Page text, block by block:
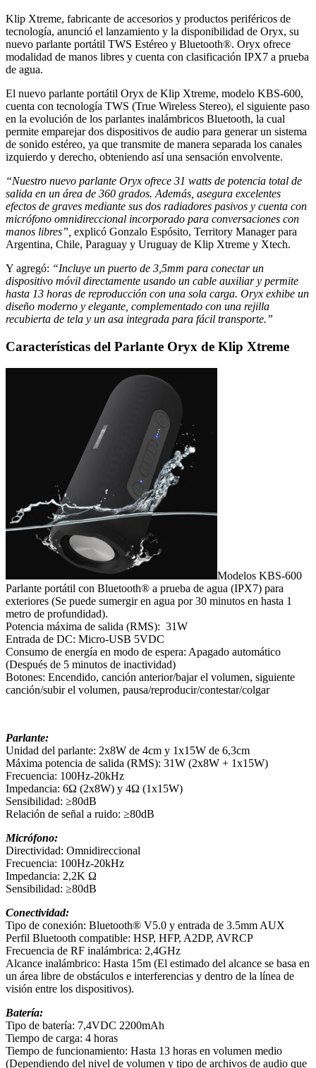
Klip Xtreme, fabricante de accesorios y productos periféricos de
tecnología, anunció el lanzamiento y la disponibilidad de Oryx, su
nuevo parlante portátil TWS Estéreo y Bluetooth®. Oryx ofrece
modalidad de manos libres y cuenta con clasificación IPX7 a prueba
de agua.
El nuevo parlante portátil Oryx de Klip Xtreme, modelo KBS-600,
cuenta con tecnología TWS (True Wireless Stereo), el siguiente paso
en la evolución de los parlantes inalámbricos Bluetooth, la cual
permite emparejar dos dispositivos de audio para generar un sistema
de sonido estéreo, ya que transmite de manera separada los canales
izquierdo y derecho, obteniendo así una sensación envolvente.
“Nuestro nuevo parlante Oryx ofrece 31 watts de potencia total de
salida en un área de 360 grados. Además, asegura excelentes
efectos de graves mediante sus dos radiadores pasivos y cuenta con
micrófono omnidireccional incorporado para conversaciones con
manos libres”, explicó Gonzalo Espósito, Territory Manager para
Argentina, Chile, Paraguay y Uruguay de Klip Xtreme y Xtech.
Y agregó: “Incluye un puerto de 3,5mm para conectar un
dispositivo móvil directamente usando un cable auxiliar y permite
hasta 13 horas de reproducción con una sola carga. Oryx exhibe un
diseño moderno y elegante, complementado con una rejilla
recubierta de tela y un asa integrada para fácil transporte.”
Características del Parlante Oryx de Klip Xtreme
Modelos KBS-600
Parlante portátil con Bluetooth® a prueba de agua (IPX7) para
exteriores (Se puede sumergir en agua por 30 minutos en hasta 1
metro de profundidad).
Potencia máxima de salida (RMS): 31W
Entrada de DC: Micro-USB 5VDC
Consumo de energía en modo de espera: Apagado automático
(Después de 5 minutos de inactividad)
Botones: Encendido, canción anterior/bajar el volumen, siguiente
canción/subir el volumen, pausa/reproducir/contestar/colgar
Parlante:
Unidad del parlante: 2x8W de 4cm y 1x15W de 6,3cm
Máxima potencia de salida (RMS): 31W (2x8W + 1x15W)
Frecuencia: 100Hz-20kHz
Impedancia: 6Ω (2x8W) y 4Ω (1x15W)
Sensibilidad: ≥80dB
Relación de señal a ruido: ≥80dB
Micrófono:
Directividad: Omnidireccional
Frecuencia: 100Hz-20kHz
Impedancia: 2,2K Ω
Sensibilidad: ≥80dB
Conectividad:
Tipo de conexión: Bluetooth® V5.0 y entrada de 3.5mm AUX
Perfil Bluetooth compatible: HSP, HFP, A2DP, AVRCP
Frecuencia de RF inalámbrica: 2,4GHz
Alcance inalámbrico: Hasta 15m (El estimado del alcance se basa en
un área libre de obstáculos e interferencias y dentro de la línea de
visión entre los dispositivos).
Batería:
Tipo de batería: 7,4VDC 2200mAh
Tiempo de carga: 4 horas
Tiempo de funcionamiento: Hasta 13 horas en volumen medio
(Dependiendo del nivel de volumen y tipo de archivos de audio que